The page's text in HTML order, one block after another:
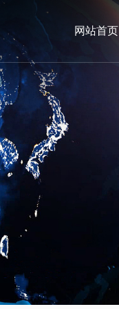
网站首页